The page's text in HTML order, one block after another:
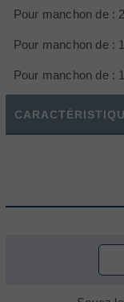
Pour manchon de :
Pour manchon de :
Pour manchon de :